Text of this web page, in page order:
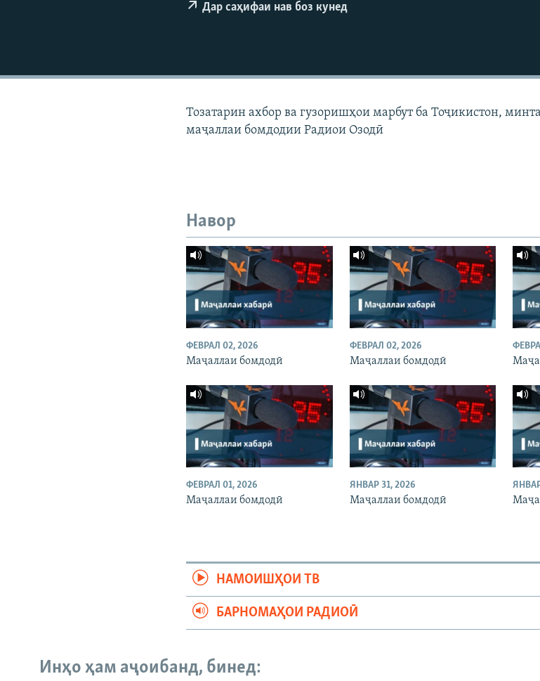
Дар саҳифаи нав боз кунед
Тозатарин ахбор ва гузоришҳои марбут ба Тоҷикистон,
маҷаллаи бомдодии Радиои Озодӣ
Навор
ФЕВРАЛ 02, 2026
Маҷаллаи бомдодӣ
ФЕВРАЛ 02, 2026
Маҷаллаи бомдодӣ
ФЕВРАЛ 01, 2026
Маҷаллаи бомдодӣ
ЯНВАР 31, 2026
Маҷаллаи бомдодӣ
НАМОИШҲОИ ТВ
БАРНОМАҲОИ РАДИОӢ
Инҳо ҳам аҷоибанд, бинед: